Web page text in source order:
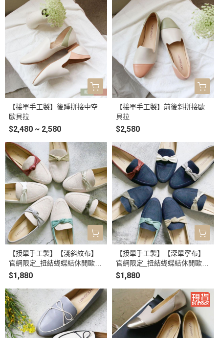
【接單手工製】後踵拼接中空
歐貝拉
$2,480 ~ 2,580
【接單手工製】前後斜拼接歐
貝拉
$2,580
【接單手工製】【淺斜紋布】
官網限定_扭結蝴蝶結休閒歐貝
拉
$1,880
【接單手工製】【深單寧布】
官網限定_扭結蝴蝶結休閒歐貝
拉
$1,880